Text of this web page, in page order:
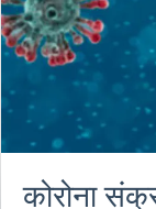
कोरोना